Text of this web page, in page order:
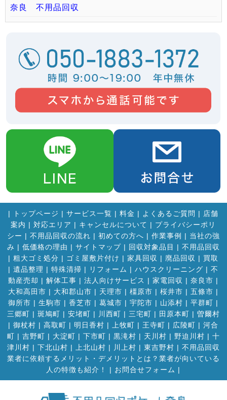
奈良 不用品回収
| トップページ | サービス一覧 | 料金 | よくあるご質問 | 店舗
案内 | 対応エリア | キャンセルについて | プライバシーポリ
シー | 不用品回収の流れ | 初めての方へ | 作業事例 | 当社の強
み | 低価格の理由 | サイトマップ| 回収対象品目 | 不用品回収
| 粗大ゴミ処分 | ゴミ屋敷片付け | 家具回収 | 廃品回収 | 買取
| 遺品整理 | 特殊清掃 | リフォーム | ハウスクリーニング | 不
動産売却 | 解体工事 | 法人向けサービス | 家電回収 | 奈良市 |
大和高田市 | 大和郡山市 | 天理市 | 橿原市 | 桜井市 | 五條市 |
御所市 | 生駒市 | 香芝市 | 葛城市 | 宇陀市 | 山添村 | 平群町 |
三郷町 | 斑鳩町 | 安堵町 | 川西町 | 三宅町 | 田原本町 | 曽爾村
| 御杖村 | 高取町 | 明日香村 | 上牧町 | 王寺町 | 広陵町 | 河合
町 | 吉野町 | 大淀町 | 下市町 | 黒滝村 | 天川村 | 野迫川村 | 十
津川村 | 下北山村 | 上北山村 | 川上村 | 東吉野村 | 不用品回収
業者に依頼するメリット・デメリットとは？業者が向いている
人の特徴も紹介！
| お問合せフォーム |